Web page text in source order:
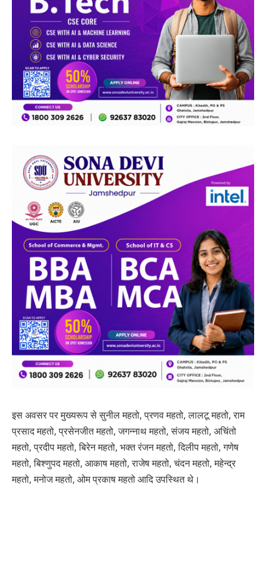
इस अवसर पर मुख्यरूप से सुनील महतो, प्रणव महतो, लालटू महतो, राम
प्रसाद महतो, प्रसेनजीत महतो, जगन्नाथ महतो, संजय महतो, अचिंतो
महतो, प्रदीप महतो, बिरेन महतो, भक्त रंजन महतो, दिलीप महतो, गणेष
महतो, बिश्णुपद महतो, आकाष महतो, राजेष महतो, चंदन महतो, महेन्द्र
महतो, मनोज महतो, ओम प्रकाष महतो आदि उपस्थित थे।